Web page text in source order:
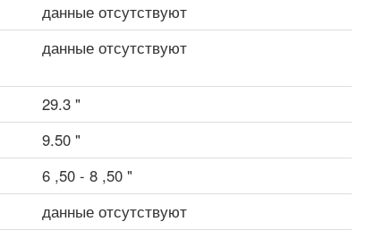
данные отсутствуют
данные отсутствуют
29.3 "
9.50 "
6 ,50 - 8 ,50 "
данные отсутствуют